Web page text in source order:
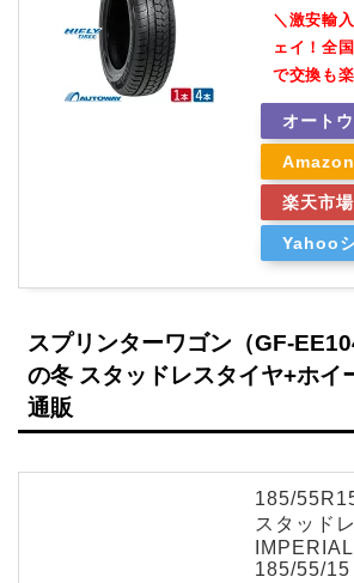
＼激安輸
ェイ！全
で交換も
オート
Amazon
楽天市場
Yahoo
スプリンターワゴン（GF-
の冬 スタッドレスタイヤ+ホイ
通販
185/
スタッド
185/55/